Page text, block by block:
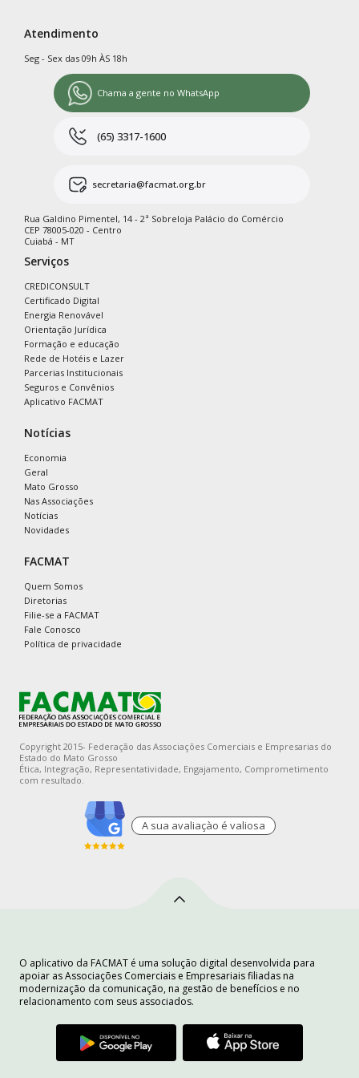
Atendimento
Seg - Sex das 09h ÀS 18h
Chama a gente no WhatsApp
(65) 3317-1600
secretaria@facmat.org.br
Rua Galdino Pimentel, 14 - 2ª Sobreloja Palácio do Comércio
CEP 78005-020 - Centro
Cuiabá - MT
Serviços
CREDICONSULT
Certificado Digital
Energia Renovável
Orientação Jurídica
Formação e educação
Rede de Hotéis e Lazer
Parcerias Institucionais
Seguros e Convênios
Aplicativo FACMAT
Notícias
Economia
Geral
Mato Grosso
Nas Associações
Notícias
Novidades
FACMAT
Quem Somos
Diretorias
Filie-se a FACMAT
Fale Conosco
Política de privacidade
Copyright 2015- Federação das Associações Comerciais e Empresarias do
Estado do Mato Grosso
Ética, Integração, Representatividade, Engajamento, Comprometimento
com resultado.
A sua avaliaçào é valiosa
O aplicativo da FACMAT é uma solução digital desenvolvida para
apoiar as Associações Comerciais e Empresariais filiadas na
modernização da comunicação, na gestão de benefícios e no
relacionamento com seus associados.